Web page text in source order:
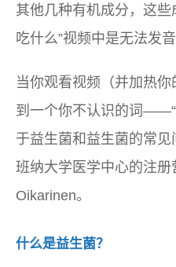
其他几种有机成分，这些
吃什么”视频中是无法发音
当你观看视频（并加热
到一个你不认识的词——“
于益生菌和益生菌的常
班纳大学医学中心的注
Oikarinen。
什么是益生菌？